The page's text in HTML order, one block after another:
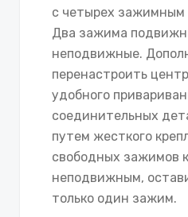
с четырех зажимным
Два зажима
неподвижные.
перенастроить
удобного
соединительных
путем жесткого
свободных зажимов
неподвижным,
только один зажим.